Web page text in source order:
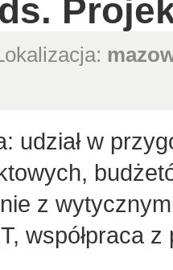
udział w
z
współpraca